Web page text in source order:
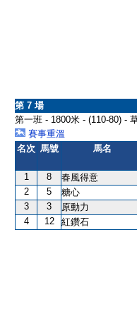
第 7 場
第一班 - 1800米 - (110-80) -
賽事重溫
名次 馬號 馬名
1 8 春風得意
2
5 糖心
3
3 原動力
4
12 紅鑽石